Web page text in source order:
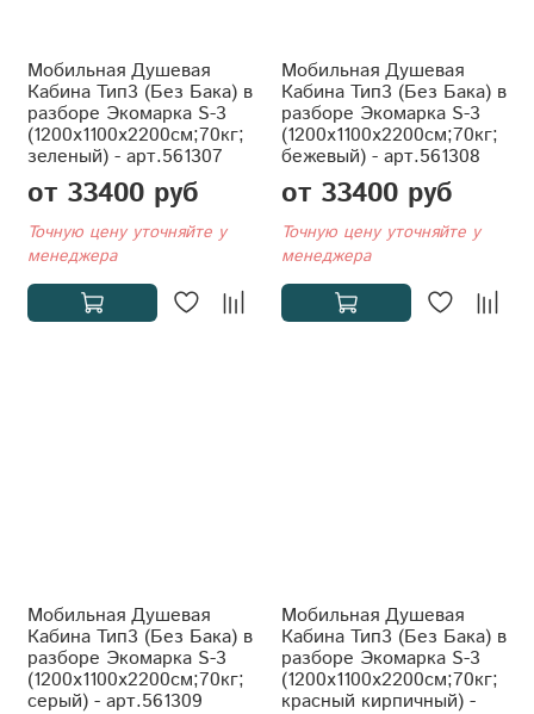
Мобильная Душевая
Кабина Тип3 (Без Бака) в
разборе Экомарка S-3
(1200x1100x2200см;70кг;
зеленый) - арт.561307
от 33400 руб
Точную цену уточняйте у
менеджера
Мобильная Душевая
Кабина Тип3 (Без Бака) в
разборе Экомарка S-3
(1200x1100x2200см;70кг;
бежевый) - арт.561308
от 33400 руб
Точную цену уточняйте у
менеджера
Мобильная Душевая
Кабина Тип3 (Без Бака) в
разборе Экомарка S-3
(1200x1100x2200см;70кг;
серый) - арт.561309
Мобильная Душевая
Кабина Тип3 (Без Бака) в
разборе Экомарка S-3
(1200x1100x2200см;70кг;
красный кирпичный) -